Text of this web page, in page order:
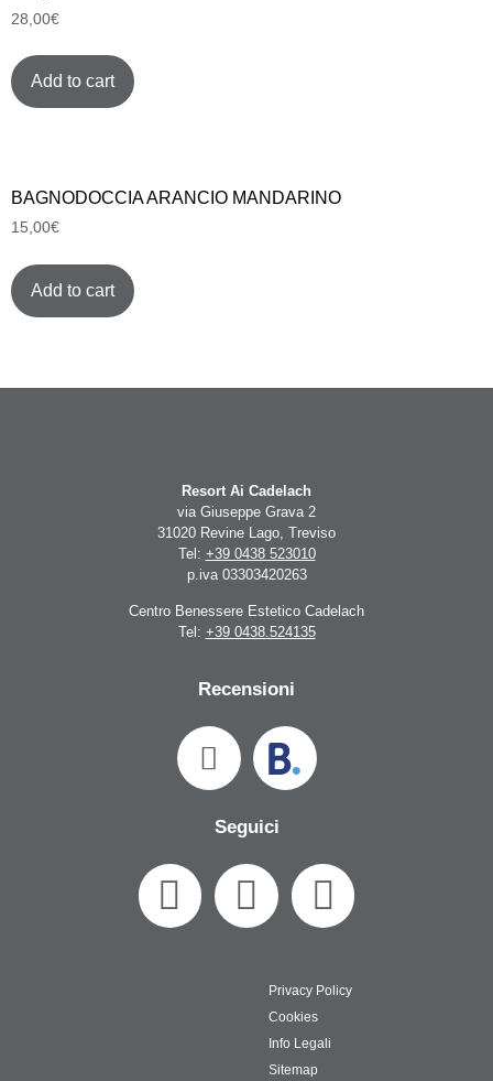
28,00€
Add to cart
BAGNODOCCIA ARANCIO MANDARINO
15,00€
Add to cart
Resort Ai Cadelach
via Giuseppe Grava 2
31020 Revine Lago, Treviso
Tel: +39 0438 523010
p.iva 03303420263
Centro Benessere Estetico Cadelach
Tel: +39 0438.524135
Recensioni
Seguici
Privacy Policy
Cookies
Info Legali
Sitemap